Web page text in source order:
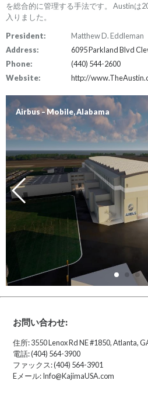
を総合的に管理する手法です。 Austinは
入りました。
President:
Matthew D. Eddleman
Address:
6095 Parkland Blvd
Phone:
(440) 544-2600
Website:
http://
Airbus – Mobile, Alabama
お問い合わせ:
住所: 3550 Lenox Rd NE #1850, Atlanta,
電話: (404) 564-3900
ファックス: (404) 564-3901
Eメール: Info@KajimaUSA.com